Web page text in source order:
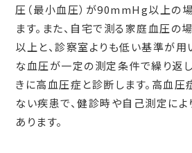
圧（最小血圧）が90mmHg以上の
ます。また、自宅で測る家庭血圧
以上と、診察室よりも低い基準が用
な血圧が一定の測定条件で繰り返
きに高血圧症と診断します。高血
ない疾患で、健診時や自己測定によ
あります。